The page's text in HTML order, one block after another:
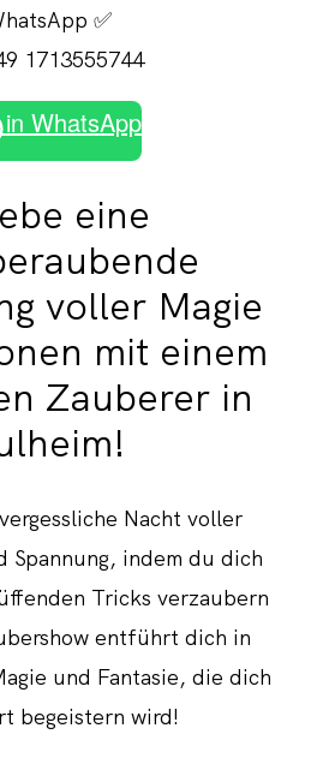
✅
1713555744
WhatsApp
eine
voller Magie
mit einem
Zauberer in
Nacht voller
Spannung, indem du dich
Tricks verzaubern
entführt dich in
und Fantasie, die dich
begeistern wird!